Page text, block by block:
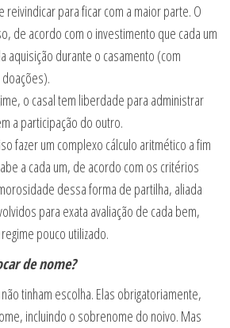
para ficar com a maior parte. O
de acordo com o investimento que cada um
aquisição durante o casamento (com
o casal tem liberdade para administrar
a participação do outro.
fazer um complexo cálculo aritmético a fim
a cada um, de acordo com os critérios
dessa forma de partilha, aliada
para exata avaliação de cada bem,
pouco utilizado.
de nome?
tinham escolha. Elas obrigatoriamente,
incluindo o sobrenome do noivo. Mas